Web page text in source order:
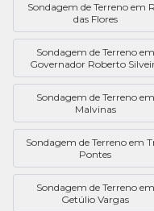
Sondagem de Terreno em
das Flores
Sondagem de Terreno em
Governador Roberto
Sondagem de Terreno em
Malvinas
Sondagem de Terreno em
Pontes
Sondagem de Terreno em
Getúlio Vargas